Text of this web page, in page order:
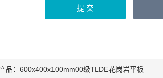
品： 600x400x100mm00级TLDE花岗岩平板